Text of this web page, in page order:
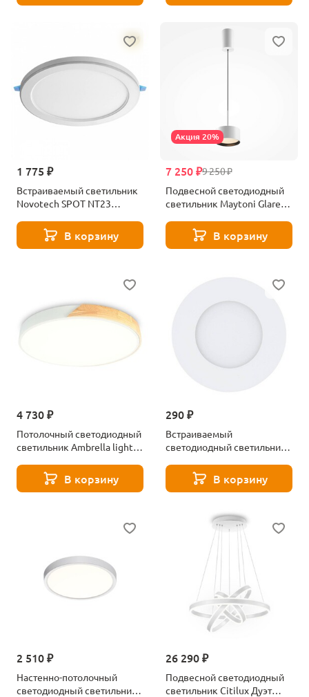
1 775 ₽
Встраиваемый светильник
Novotech SPOT NT23
В корзину
Акция 20%
9 250 ₽
7 250 ₽
Подвесной светодиодный
светильник Maytoni Glare
В корзину
4 730 ₽
Потолочный светодиодный
светильник Ambrella light
В корзину
290 ₽
Встраиваемый
светодиодный светильник
В корзину
2 510 ₽
Настенно-потолочный
светодиодный светильник
26 290 ₽
Подвесной светодиодный
светильник Citilux Дуэт